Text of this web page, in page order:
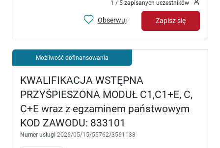
1 / 5 zapisanych uczestników
Obserwuj Zapisz się
Możliwość dofinansowania
KWALIFIKACJA WSTĘPNA
PRZYŚPIESZONA MODUŁ C1,C1+E, C,
C+E wraz z egzaminem państwowym
KOD ZAWODU: 833101
Numer usługi 2026/05/15/55762/3561138